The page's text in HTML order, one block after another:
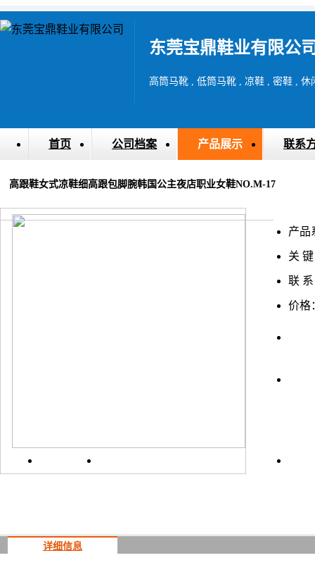
东莞宝鼎鞋业有限公
高筒马靴 , 低筒马靴 , 凉鞋 , 密鞋 ,
首页 公司档案 产品展示 联系
高跟鞋女式凉鞋细高跟包脚腕韩国公主夜店职业女鞋NO.M-17
产品
关
联
价格
详细信息